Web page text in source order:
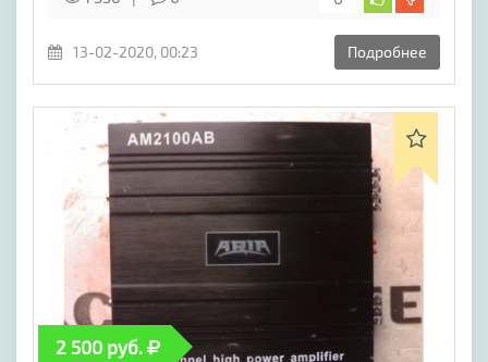
13-02-2020, 00:23 Подробнее
2 500 руб.